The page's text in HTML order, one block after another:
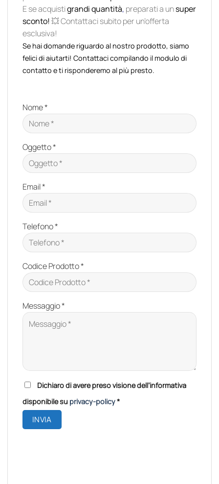
E se acquistigrandi quantità, preparati a unsuper
sconto!💥 Contattaci subito per un’offerta
esclusiva!
Se hai domande riguardo al nostro prodotto, siamo
felici di aiutarti! Contattaci compilando il modulo di
contatto e ti risponderemo al più presto.
Nome *
Oggetto *
Email *
Telefono *
Codice Prodotto *
Messaggio *
Please
this
field
empty.
Dichiaro di avere preso visione dell’informativa
disponibile su privacy-policy*